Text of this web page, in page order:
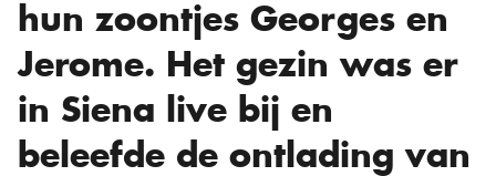
hun zoontjes Georges en
Jerome. Het gezin was er
in Siena live bij en
beleefde de ontlading van